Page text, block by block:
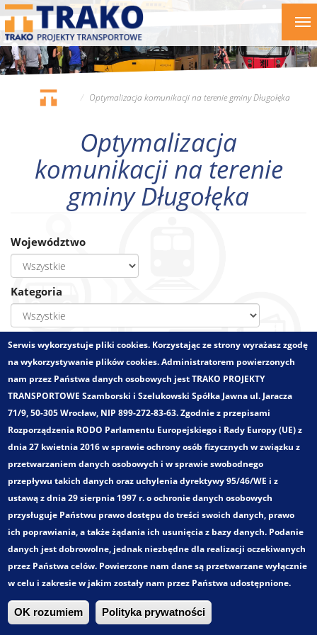
Przejdź
treści
Optymalizacja komunikacji na terenie gminy Długołęka
Optymalizacja
komunikacji na terenie
gminy Długołęka
Województwo
Kategoria
Zatwierdź
Zlecający: Gmina Długołęka
Województwo:dolnośląskie
Wielkości - zakres:Obszar gminny
Pełny tytuł:
Plan połączeń Transportu Zbiorowego w Gminie
Długołęka. Optymalizacja systemu transportu zbiorowego
na terenie gminy Długołęka.
Kategoria:
Koncepcje rozwoju transportu zbiorowego
Trako. Wszystkie prawa zastrzeżone!
Serwis wykorzystuje pliki cookies. Korzystając ze strony wyrażasz zgodę
na wykorzystywanie plików cookies. Administratorem powierzonych
nam przez Państwa danych osobowych jest TRAKO PROJEKTY
TRANSPORTOWE Szamborski i Szelukowski Spółka Jawna ul. Jaracza
71/9, 50-305 Wrocław, NIP 899-272-83-63. Zgodnie z przepisami
Rozporządzenia RODO Parlamentu Europejskiego i Rady Europy (UE) z
dnia 27 kwietnia 2016 w sprawie ochrony osób fizycznych w związku z
przetwarzaniem danych osobowych i w sprawie swobodnego
przepływu takich danych oraz uchylenia dyrektywy 95/46/WE i z
ustawą z dnia 29 sierpnia 1997 r. o ochronie danych osobowych
przysługuje Państwu prawo dostępu do treści swoich danych, prawo
ich poprawiania, a także żądania ich usunięcia z bazy danych. Podanie
danych jest dobrowolne, jednak niezbędne dla realizacji oczekiwanych
przez Państwa celów. Powierzone nam dane są przetwarzane wyłącznie
w celu i zakresie w jakim zostały nam przez Państwa udostępnione.
OK rozumiem Polityka prywatności